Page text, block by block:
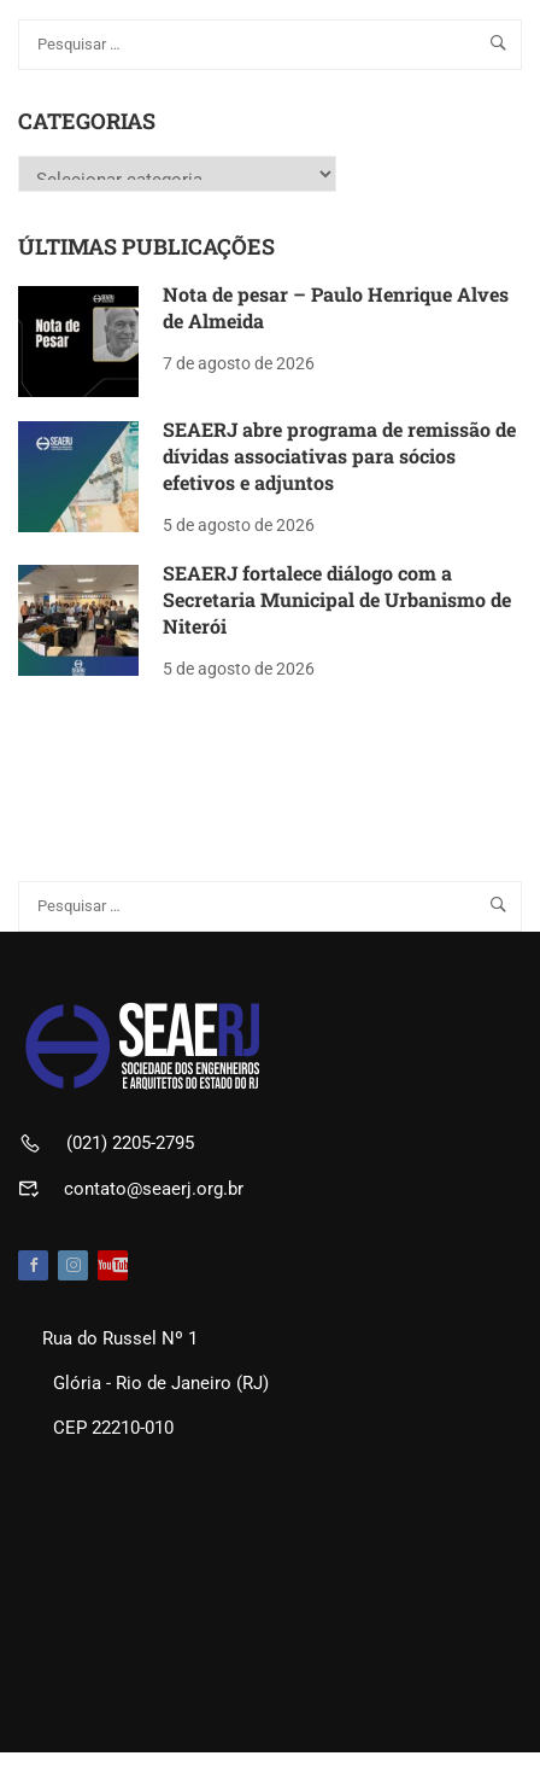
CATEGORIAS
Categorias
ÚLTIMAS PUBLICAÇÕES
Nota de pesar – Paulo Henrique Alves
de Almeida
7 de agosto de 2026
SEAERJ abre programa de remissão de
dívidas associativas para sócios
efetivos e adjuntos
5 de agosto de 2026
SEAERJ fortalece diálogo com a
Secretaria Municipal de Urbanismo de
Niterói
5 de agosto de 2026
(021) 2205-2795
contato@seaerj.org.br
Rua do Russel Nº 1
Glória - Rio de Janeiro (RJ)
CEP 22210-010